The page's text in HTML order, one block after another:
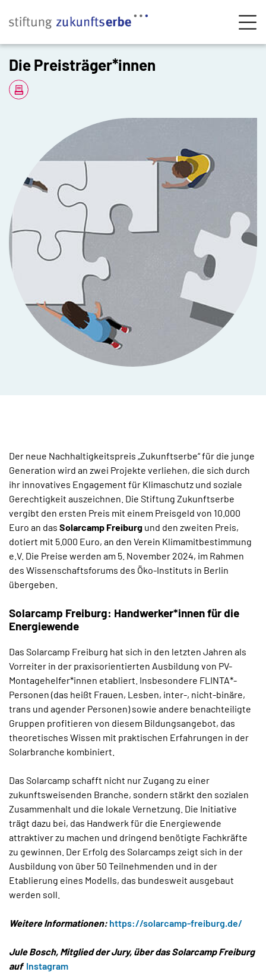
ZUM HAUPTINHALT SPRINGEN
ZUR SUCHE SPRINGEN
Die Preisträger*innen
Teilen
Der neue Nachhaltigkeitspreis „Zukunftserbe“ für die junge
Generation wird an zwei Projekte verliehen, die sich durch
ihr innovatives Engagement für Klimaschutz und soziale
Gerechtigkeit auszeichnen. Die Stiftung Zukunftserbe
vergibt den ersten Preis mit einem Preisgeld von 10.000
Euro an das Solarcamp Freiburg und den zweiten Preis,
dotiert mit 5.000 Euro, an den Verein Klimamitbestimmung
e.V. Die Preise werden am 5. November 2024, im Rahmen
des Wissenschaftsforums des Öko-Instituts in Berlin
übergeben.
Solarcamp Freiburg: Handwerker*innen für die
Energiewende
Das Solarcamp Freiburg hat sich in den letzten Jahren als
Vorreiter in der praxisorientierten Ausbildung von PV-
Montagehelfer*innen etabliert. Insbesondere FLINTA*-
Personen (das heißt Frauen, Lesben, inter-, nicht-binäre,
trans und agender Personen) sowie andere benachteiligte
Gruppen profitieren von diesem Bildungsangebot, das
theoretisches Wissen mit praktischen Erfahrungen in der
Solarbranche kombiniert.
Das Solarcamp schafft nicht nur Zugang zu einer
zukunftsweisenden Branche, sondern stärkt den sozialen
Zusammenhalt und die lokale Vernetzung. Die Initiative
trägt dazu bei, das Handwerk für die Energiewende
attraktiver zu machen und dringend benötigte Fachkräfte
zu gewinnen. Der Erfolg des Solarcamps zeigt sich in der
Ausbildung von über 50 Teilnehmenden und in der
Etablierung eines Modells, das bundesweit ausgebaut
werden soll.
Weitere Informationen: https://solarcamp-freiburg.de/
Jule Bosch, Mitglied der Jury, über das Solarcamp Freiburg
auf Instagram